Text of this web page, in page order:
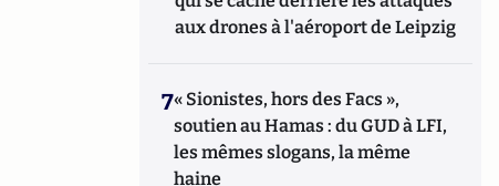
aux drones à l'aéroport de Leipzig
7« Sionistes, hors des Facs »,
soutien au Hamas : du GUD à LFI,
les mêmes slogans, la même
haine